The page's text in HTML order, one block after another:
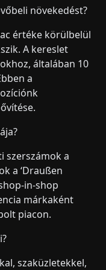
növekedést?
értéke körülbelül
A kereslet
általában 10
a
szerszámok a
a ‘Draußen
in-shop
márkaként
piacon.
szaküzletekkel,